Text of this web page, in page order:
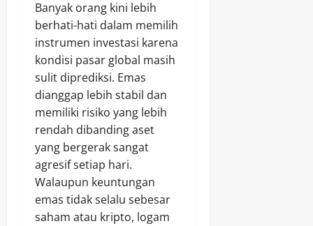
Banyak orang kini lebih
berhati-hati dalam memilih
instrumen investasi karena
kondisi pasar global masih
sulit diprediksi. Emas
dianggap lebih stabil dan
memiliki risiko yang lebih
rendah dibanding aset
yang bergerak sangat
agresif setiap hari.
Walaupun keuntungan
emas tidak selalu sebesar
saham atau kripto, logam